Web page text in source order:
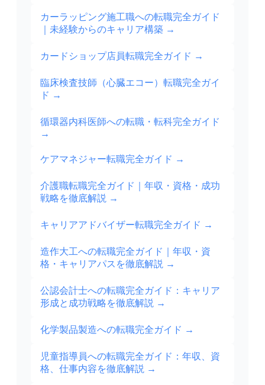
カーラッピング施工職への転職完全ガイド
｜未経験からのキャリア構築 →
カードショップ店員転職完全ガイド →
臨床検査技師（心臓エコー）転職完全ガイ
ド →
循環器内科医師への転職・転科完全ガイド
→
ケアマネジャー転職完全ガイド →
介護職転職完全ガイド｜年収・資格・成功
戦略を徹底解説 →
キャリアアドバイザー転職完全ガイド →
造作大工への転職完全ガイド｜年収・資
格・キャリアパスを徹底解説 →
公認会計士への転職完全ガイド：キャリア
形成と成功戦略を徹底解説 →
化学製品製造への転職完全ガイド →
児童指導員への転職完全ガイド：年収、資
格、仕事内容を徹底解説 →